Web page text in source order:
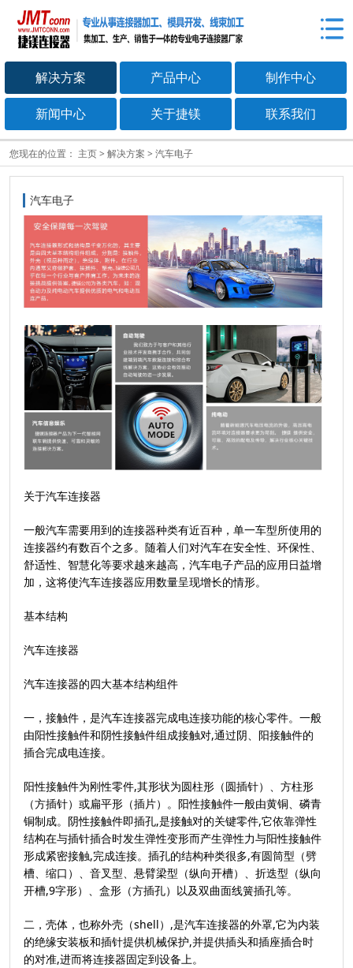
解决方案 产品中心 制作中心
新闻中心 关于捷镁 联系我们
您现在的位置： 主页> 解决方案 > 汽车电子
汽车电子
关于汽车连接器
一般汽车需要用到的连接器种类有近百种，单一车型所使用的
连接器约有数百个之多。随着人们对汽车在安全性、环保性、
舒适性、智慧化等要求越来越高，汽车电子产品的应用日益增
加，这将使汽车连接器应用数量呈现增长的情形。
基本结构
汽车连接器
汽车连接器的四大基本结构组件
一，接触件，是汽车连接器完成电连接功能的核心零件。一般
由阳性接触件和阴性接触件组成接触对,通过阴、阳接触件的
插合完成电连接。
阳性接触件为刚性零件,其形状为圆柱形（圆插针）、方柱形
（方插针）或扁平形（插片）。阳性接触件一般由黄铜、磷青
铜制成。阴性接触件即插孔,是接触对的关键零件,它依靠弹性
结构在与插针插合时发生弹性变形而产生弹性力与阳性接触件
形成紧密接触,完成连接。插孔的结构种类很多,有圆筒型（劈
槽、缩口）、音叉型、悬臂梁型（纵向开槽）、折迭型（纵向
开槽,9字形）、盒形（方插孔）以及双曲面线簧插孔等。
二，壳体，也称外壳（shell）,是汽车连接器的外罩,它为内装
的绝缘安装板和插针提供机械保护,并提供插头和插座插合时
的对准,进而将连接器固定到设备上。